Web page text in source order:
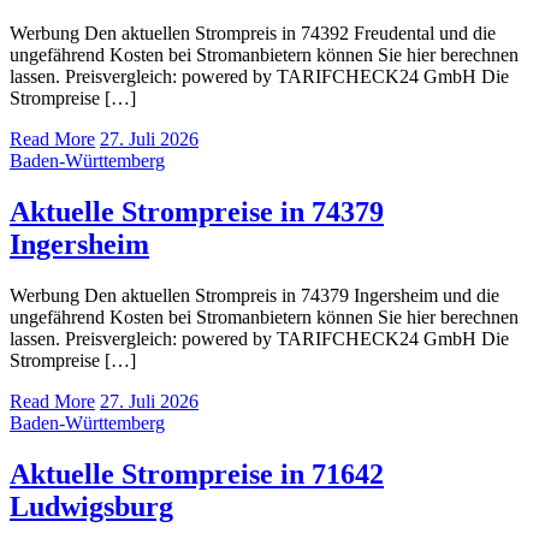
Werbung Den aktuellen Strompreis in 74392 Freudental und die
ungefährend Kosten bei Stromanbietern können Sie hier berechnen
lassen. Preisvergleich: powered by TARIFCHECK24 GmbH Die
Strompreise […]
Read More 27. Juli 2026
Baden-Württemberg
Aktuelle Strompreise in 74379
Ingersheim
Werbung Den aktuellen Strompreis in 74379 Ingersheim und die
ungefährend Kosten bei Stromanbietern können Sie hier berechnen
lassen. Preisvergleich: powered by TARIFCHECK24 GmbH Die
Strompreise […]
Read More 27. Juli 2026
Baden-Württemberg
Aktuelle Strompreise in 71642
Ludwigsburg